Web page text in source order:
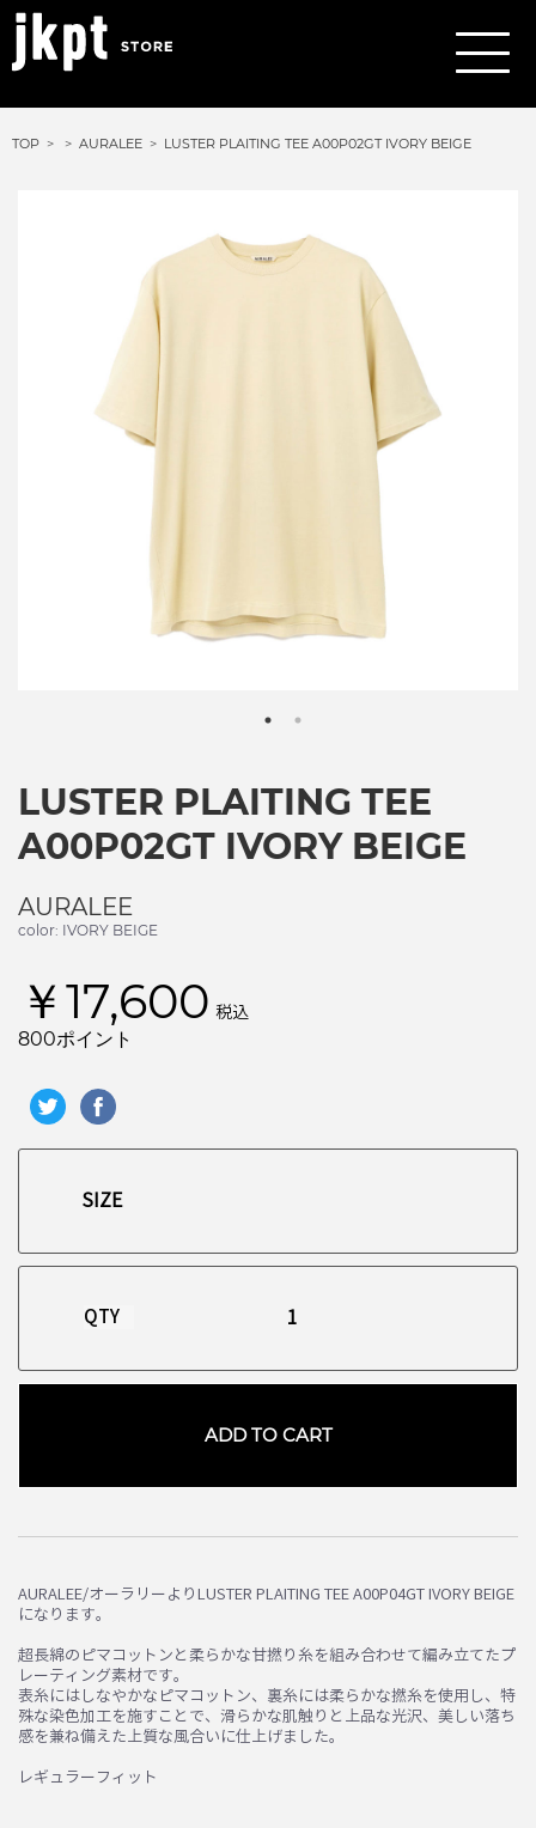
TOP AURALEE LUSTER PLAITING TEE A00P02GT IVORY BEIGE
LUSTER PLAITING TEE
A00P02GT IVORY BEIGE
AURALEE
color: IVORY BEIGE
￥17,600 税込
800ポイント
QTY
ADD TO CART
AURALEE/オーラリーよりLUSTER PLAITING TEE A00P04GT IVORY BEIGE
になります。
超長綿のピマコットンと柔らかな甘撚り糸を組み合わせて編み立てたプ
レーティング素材です。
表糸にはしなやかなピマコットン、裏糸には柔らかな撚糸を使用し、特
殊な染色加工を施すことで、滑らかな肌触りと上品な光沢、美しい落ち
感を兼ね備えた上質な風合いに仕上げました。
レギュラーフィット